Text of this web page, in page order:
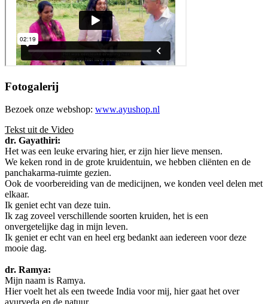
Fotogalerij
Bezoek onze webshop: www.ayushop.nl
Tekst uit de Video
dr. Gayathiri:
Het was een leuke ervaring hier, er zijn hier lieve mensen.
We keken rond in de grote kruidentuin, we hebben cliënten en de
panchakarma-ruimte gezien.
Ook de voorbereiding van de medicijnen, we konden veel delen met
elkaar.
Ik geniet echt van deze tuin.
Ik zag zoveel verschillende soorten kruiden, het is een
onvergetelijke dag in mijn leven.
Ik geniet er echt van en heel erg bedankt aan iedereen voor deze
mooie dag.
dr. Ramya:
Mijn naam is Ramya.
Hier voelt het als een tweede India voor mij, hier gaat het over